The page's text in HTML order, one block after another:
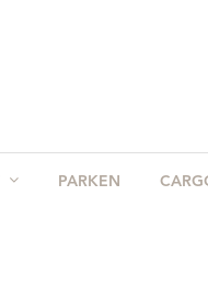
PARKEN